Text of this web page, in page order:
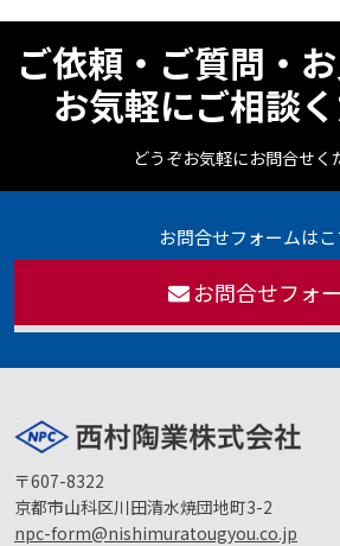
ご依頼・ご質問・
お気軽にご相談く
どうぞお気軽にお問合せく
お問合せフォームはこ
お問合せフォ
〒607-8322
京都市山科区川田清水焼団地町3-2
npc-form@nishimuratougyou.co.jp